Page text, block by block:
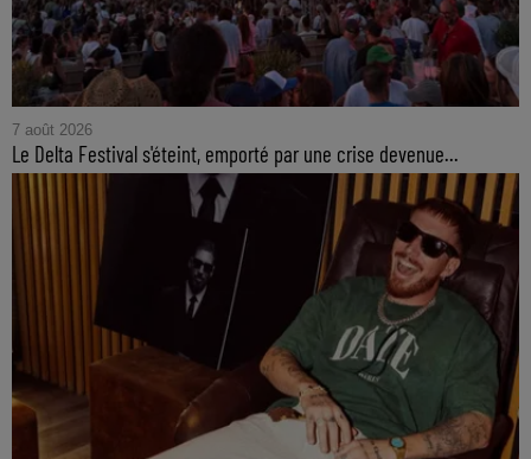
7 août 2026
Le Delta Festival s'éteint, emporté par une crise devenue...